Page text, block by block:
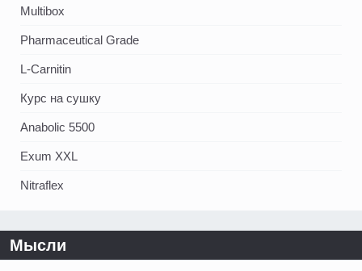
Multibox
Pharmaceutical Grade
L-Carnitin
Курс на сушку
Anabolic 5500
Exum XXL
Nitraflex
Мысли